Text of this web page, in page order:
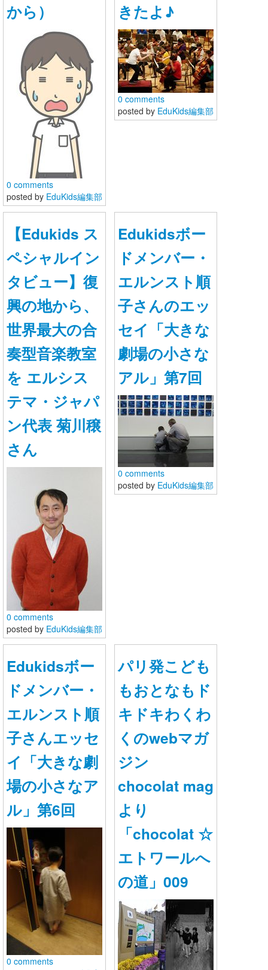
から）
0 comments
posted by EduKids編集部
きたよ♪
0 comments
posted by EduKids編集部
【Edukids ス
ペシャルイン
タビュー】復
興の地から、
世界最大の合
奏型音楽教室
を エルシス
テマ・ジャパ
ン代表 菊川穣
さん
0 comments
posted by EduKids編集部
Edukidsボー
ドメンバー・
エルンスト順
子さんのエッ
セイ「大きな
劇場の小さな
アル」第7回
0 comments
posted by EduKids編集部
Edukidsボー
ドメンバー・
エルンスト順
子さんエッセ
イ「大きな劇
場の小さなア
ル」第6回
0 comments
パリ発こども
もおとなもド
キドキわくわ
くのwebマガ
ジン
chocolat mag
より
「chocolat ☆
エトワールへ
の道」009
ママ・パパに役立つ こどものま
なび情報サイト - Ｅｄｕｋｉｄ
ｓ- （エデュキッズ）
教育のプロフェッショナル、『 Ｅｄｕｋｉｄｓブレーン
』の先生からの情報を中心に、子どものまなびを向上さ
せるヒントを日々配信するSNSです。